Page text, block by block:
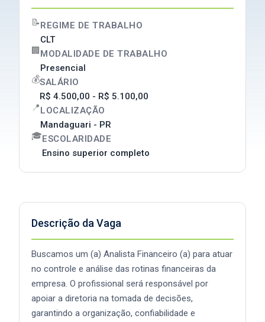
Descrição da Vaga
Buscamos um (a) Analista Financeiro (a) para atuar
no controle e análise das rotinas financeiras da
empresa. O profissional será responsável por
apoiar a diretoria na tomada de decisões,
garantindo a organização, confiabilidade e
📝REGIME DE TRABALHO
CLT
🏢 MODALIDADE DE TRABALHO
Presencial
💰SALÁRIO
R$ 4.500,00 - R$ 5.100,00
📍LOCALIZAÇÃO
Mandaguari - PR
🎓ESCOLARIDADE
Ensino superior completo